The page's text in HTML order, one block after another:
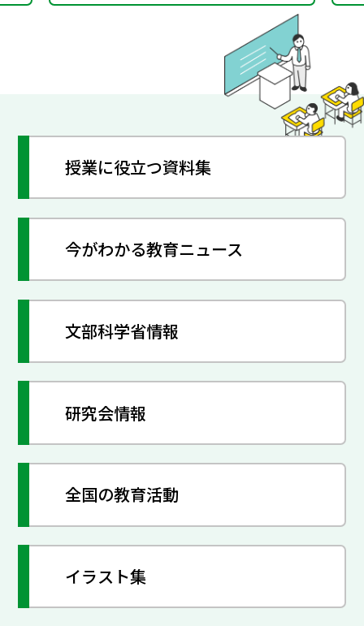
授業に役立つ資料集
今がわかる教育ニュース
文部科学省情報
研究会情報
全国の教育活動
イラスト集